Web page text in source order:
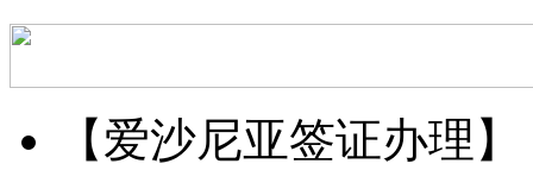
【爱沙尼亚签证办理】